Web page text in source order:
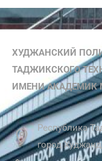
ХУДЖАНСКИЙ
ТАДЖИКСКОГО
ИМЕНИ АКАДЕМИК
Республика
город